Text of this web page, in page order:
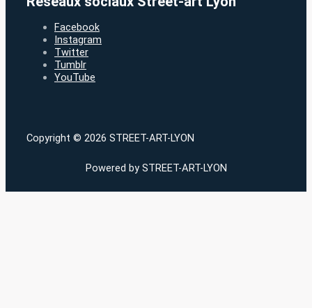
Facebook
Instagram
Twitter
Tumblr
YouTube
Copyright © 2026 STREET-ART-LYON
Powered by STREET-ART-LYON